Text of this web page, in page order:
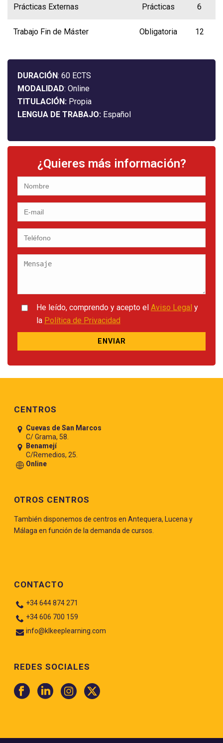
Prácticas Externas Prácticas 6
Trabajo Fin de Máster Obligatoria 12
DURACIÓN: 60 ECTS
MODALIDAD: Online
TITULACIÓN: Propia
LENGUA DE TRABAJO: Español
¿Quieres más información?
He leído, comprendo y acepto el Aviso Legal y
la Política de Privacidad
CENTROS
Cuevas de San Marcos
C/ Grama, 58.
Benamejí
C/Remedios, 25.
Online
OTROS CENTROS
También disponemos de centros en Antequera, Lucena y
Málaga en función de la demanda de cursos.
CONTACTO
+34 644 874 271
+34 606 700 159
info@klkeeplearning.com
REDES SOCIALES